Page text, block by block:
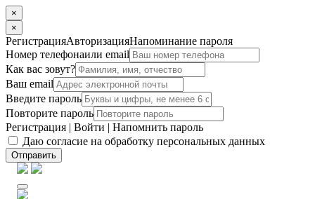
×
×
РегистрацияАвторизацияНапоминание пароля
Номер телефонаили email
Как вас зовут?
Ваш email
Введите пароль
Повторите пароль
Регистрация | Войти | Напомнить пароль
Даю согласие на обработку персональных данных
Отправить